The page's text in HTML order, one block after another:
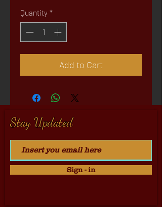
Quantity *
Add to Cart
Stay Updated
Sign - in